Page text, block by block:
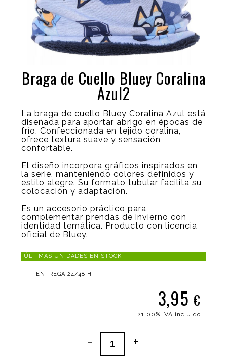
Braga de Cuello Bluey Coralina
Azul2
La braga de cuello Bluey Coralina Azul está
diseñada para aportar abrigo en épocas de
frío. Confeccionada en tejido coralina,
ofrece textura suave y sensación
confortable.
El diseño incorpora gráficos inspirados en
la serie, manteniendo colores definidos y
estilo alegre. Su formato tubular facilita su
colocación y adaptación.
Es un accesorio práctico para
complementar prendas de invierno con
identidad temática. Producto con licencia
oficial de Bluey.
ÚLTIMAS UNIDADES EN STOCK
ENTREGA 24/48 H
3,95 €
21.00% IVA incluido
- +